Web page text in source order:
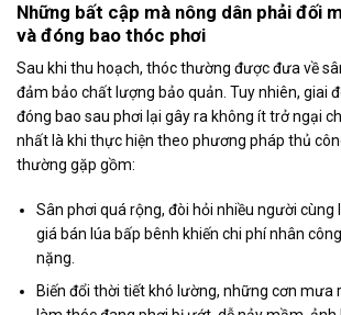
Những bất cập mà nông dân phải đối
và đóng bao thóc phơi
Sau khi thu hoạch, thóc thường được đưa về
đảm bảo chất lượng bảo quản. Tuy nhiên, giai
đóng bao sau phơi lại gây ra không ít trở ngại
nhất là khi thực hiện theo phương pháp thủ
thường gặp gồm:
Sân phơi quá rộng, đòi hỏi nhiều người cùng
giá bán lúa bấp bênh khiến chi phí nhân
nặng.
Biến đổi thời tiết khó lường, những cơn mưa